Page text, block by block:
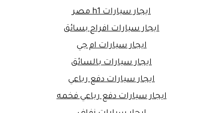
ايجار سيارات h1 مصر
ايجار سيارات افراح بسائق
ايجار سيارات ام جي
ايجار سيارات بالسائق
ايجار سيارات دفع رباعي
ايجار سيارات دفع رباعي فخمه